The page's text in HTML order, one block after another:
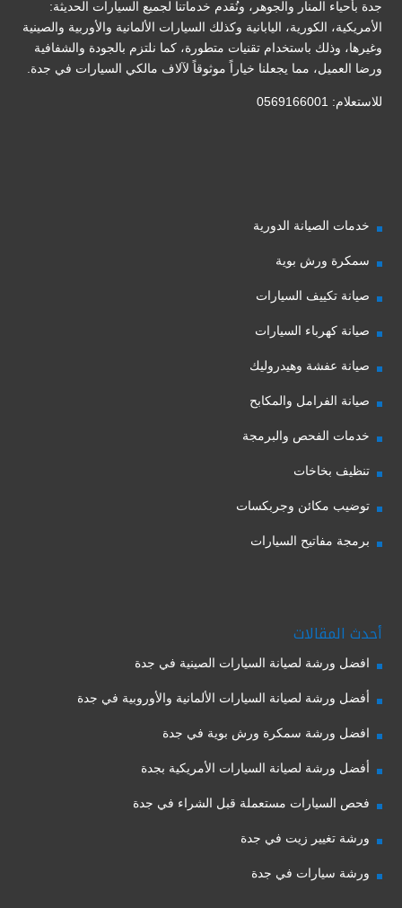
جدة بأحياء المنار والجوهر، ونُقدم خدماتنا لجميع السيارات الحديثة:
الأمريكية، الكورية، اليابانية وكذلك السيارات الألمانية والأوربية والصينية
وغيرها، وذلك باستخدام تقنيات متطورة، كما نلتزم بالجودة والشفافية
ورضا العميل، مما يجعلنا خياراً موثوقاً لآلاف مالكي السيارات في جدة.
للاستعلام: 0569166001
خدمات الصيانة الدورية
سمكرة ورش بوية
صيانة تكييف السيارات
صيانة كهرباء السيارات
صيانة عفشة وهيدروليك
صيانة الفرامل والمكابح
خدمات الفحص والبرمجة
تنظيف بخاخات
توضيب مكائن وجربكسات
برمجة مفاتيح السيارات
أحدث المقالات
افضل ورشة لصيانة السيارات الصينية في جدة
أفضل ورشة لصيانة السيارات الألمانية والأوروبية في جدة
افضل ورشة سمكرة ورش بوية في جدة
أفضل ورشة لصيانة السيارات الأمريكية بجدة
فحص السيارات مستعملة قبل الشراء في جدة
ورشة تغيير زيت في جدة
ورشة سيارات في جدة